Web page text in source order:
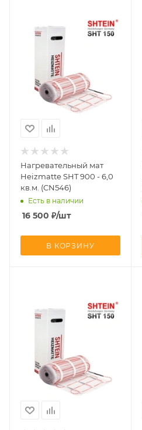
Нагревательный мат
Heizmatte SHT 900 - 6,0
кв.м. (CN546)
Есть в наличии
16 500 ₽/шт
В КОРЗИНУ